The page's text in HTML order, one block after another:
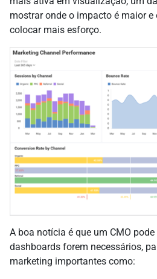
mostrar onde o impacto é maior e
colocar mais esforço.
A boa notícia é que um CMO
dashboards forem necessários,
marketing importantes como: